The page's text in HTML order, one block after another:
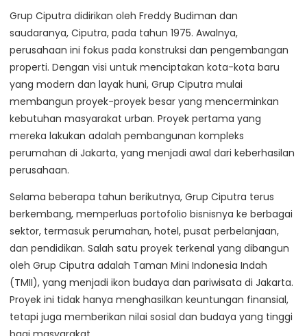
Grup Ciputra didirikan oleh Freddy Budiman dan
saudaranya, Ciputra, pada tahun 1975. Awalnya,
perusahaan ini fokus pada konstruksi dan pengembangan
properti. Dengan visi untuk menciptakan kota-kota baru
yang modern dan layak huni, Grup Ciputra mulai
membangun proyek-proyek besar yang mencerminkan
kebutuhan masyarakat urban. Proyek pertama yang
mereka lakukan adalah pembangunan kompleks
perumahan di Jakarta, yang menjadi awal dari keberhasilan
perusahaan.
Selama beberapa tahun berikutnya, Grup Ciputra terus
berkembang, memperluas portofolio bisnisnya ke berbagai
sektor, termasuk perumahan, hotel, pusat perbelanjaan,
dan pendidikan. Salah satu proyek terkenal yang dibangun
oleh Grup Ciputra adalah Taman Mini Indonesia Indah
(TMII), yang menjadi ikon budaya dan pariwisata di Jakarta.
Proyek ini tidak hanya menghasilkan keuntungan finansial,
tetapi juga memberikan nilai sosial dan budaya yang tinggi